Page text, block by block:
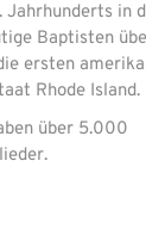
Jahrhunderts in
Baptisten
ersten
Rhode Island.
über 5.000